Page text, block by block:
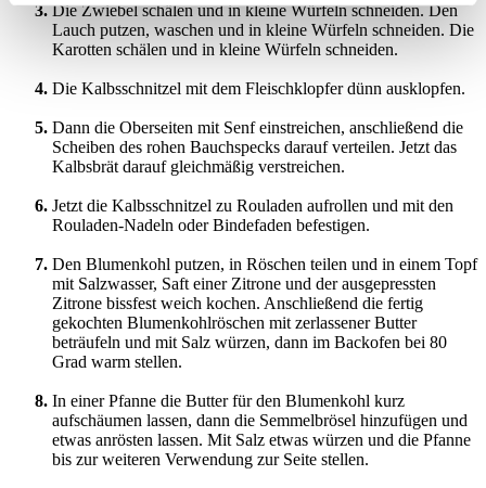
Die Zwiebel schälen und in kleine Würfeln schneiden. Den
Lauch putzen, waschen und in kleine Würfeln schneiden. Die
Karotten schälen und in kleine Würfeln schneiden.
Die Kalbsschnitzel mit dem Fleischklopfer dünn ausklopfen.
Dann die Oberseiten mit Senf einstreichen, anschließend die
Scheiben des rohen Bauchspecks darauf verteilen. Jetzt das
Kalbsbrät darauf gleichmäßig verstreichen.
Jetzt die Kalbsschnitzel zu Rouladen aufrollen und mit den
Rouladen-Nadeln oder Bindefaden befestigen.
Den Blumenkohl putzen, in Röschen teilen und in einem Topf
mit Salzwasser, Saft einer Zitrone und der ausgepressten
Zitrone bissfest weich kochen. Anschließend die fertig
gekochten Blumenkohlröschen mit zerlassener Butter
beträufeln und mit Salz würzen, dann im Backofen bei 80
Grad warm stellen.
In einer Pfanne die Butter für den Blumenkohl kurz
aufschäumen lassen, dann die Semmelbrösel hinzufügen und
etwas anrösten lassen. Mit Salz etwas würzen und die Pfanne
bis zur weiteren Verwendung zur Seite stellen.